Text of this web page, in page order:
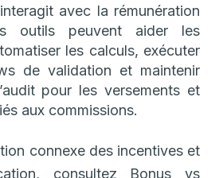
avec la rémunération
outils peuvent aider les
les calculs, exécuter
de validation et maintenir
pour les versements et
aux commissions.
connexe des incentives et
consultez Bonus vs